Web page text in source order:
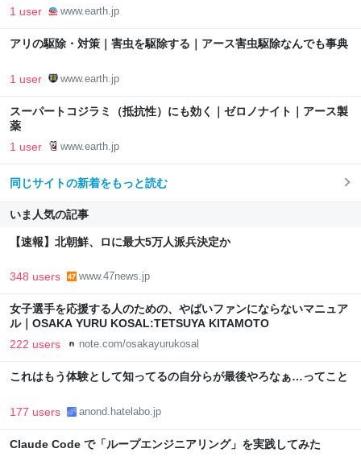
1 user www.earth.jp
アリの駆除・対策｜害虫を駆除する｜アース害虫駆除なんでも事典
1 user www.earth.jp
スーパートコジラミ（抵抗性）にも効く｜ゼロノナイト｜アース製
薬
1 user www.earth.jp
同じサイトの新着をもっと読む
いま人気の記事
【速報】北朝鮮、ロに最大5万人派兵決定か
348 users www.47news.jp
女子選手を応援する人のための、やばいファンにならないマニュア
ル｜OSAKA YURU KOSAL:TETSUYA KITAMOTO
222 users note.com/osakayurukosal
これはもう体験として知ってるの自分らが最後やろなぁ…ってこと
177 users anond.hatelabo.jp
Claude Code で「ループエンジニアリング」を実践してみた